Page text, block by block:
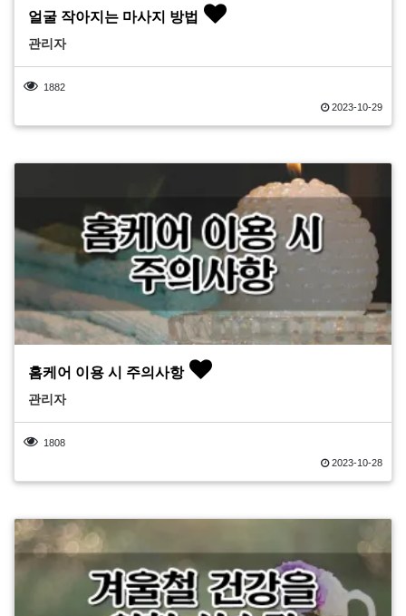
얼굴 작아지는 마사지 방법
관리자
1882
2023-10-29
홈케어 이용 시 주의사항
관리자
1808
2023-10-28